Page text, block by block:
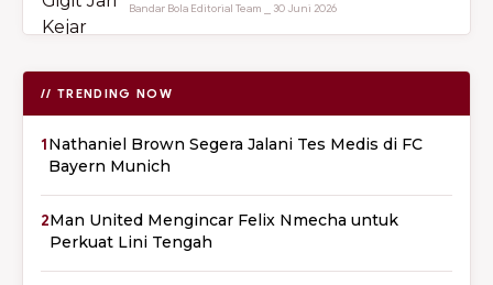
Bandar Bola Editorial Team ⎯ 30 Juni 2026
// TRENDING NOW
1Nathaniel Brown Segera Jalani Tes Medis di FC
Bayern Munich
2Man United Mengincar Felix Nmecha untuk
Perkuat Lini Tengah